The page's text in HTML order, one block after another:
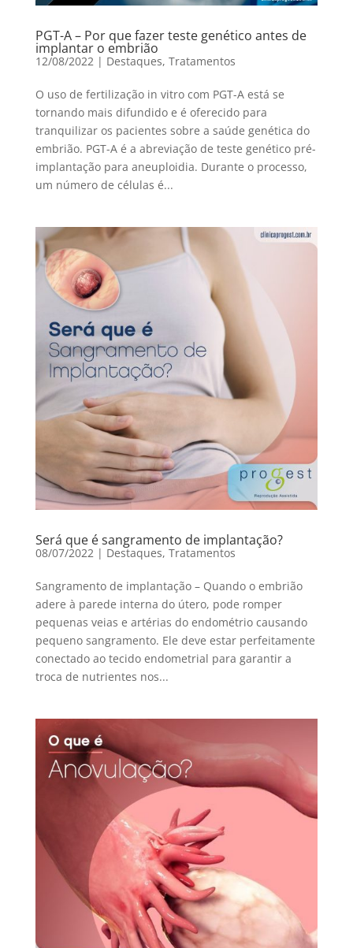
PGT-A – Por que fazer teste genético antes de
implantar o embrião
12/08/2022| Destaques, Tratamentos
O uso de fertilização in vitro com PGT-A está se
tornando mais difundido e é oferecido para
tranquilizar os pacientes sobre a saúde genética do
embrião. PGT-A é a abreviação de teste genético pré-
implantação para aneuploidia. Durante o processo,
um número de células é...
Será que é sangramento de implantação?
08/07/2022 | Destaques, Tratamentos
Sangramento de implantação – Quando o embrião
adere à parede interna do útero, pode romper
pequenas veias e artérias do endométrio causando
pequeno sangramento. Ele deve estar perfeitamente
conectado ao tecido endometrial para garantir a
troca de nutrientes nos...